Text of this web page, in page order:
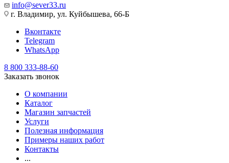
info@sever33.ru
г. Владимир, ул. Куйбышева, 66-Б
Вконтакте
Telegram
WhatsApp
8 800 333-88-60
Заказать звонок
О компании
Каталог
Магазин запчастей
Услуги
Полезная информация
Примеры наших работ
Контакты
...